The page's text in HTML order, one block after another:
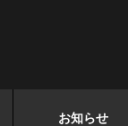
お知らせ